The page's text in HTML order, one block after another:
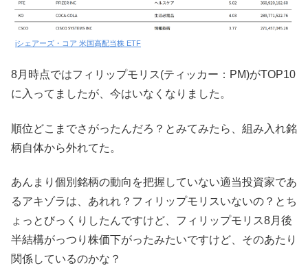
iシェアーズ・コア 米国高配当株 ETF
8月時点ではフィリップモリス(ティッカー：PM)がTOP10
に入ってましたが、今はいなくなりました。
順位どこまでさがったんだろ？とみてみたら、組み入れ銘
柄自体から外れてた。
あんまり個別銘柄の動向を把握していない適当投資家であ
るアキゾラは、あれれ？フィリップモリスいないの？とち
ょっとびっくりしたんですけど、フィリップモリス8月後
半結構がっつり株価下がったみたいですけど、そのあたり
関係しているのかな？